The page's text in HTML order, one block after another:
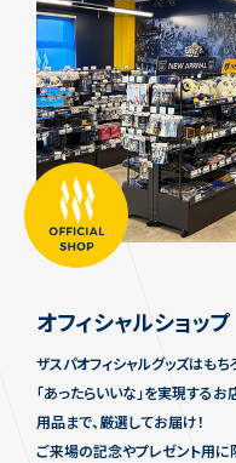
オフィシャルショップ
ザスパオフィシャルグッズはも
「あったらいいな」を実現する
用品まで、厳選してお届け！
ご来場の記念やプレゼント用に